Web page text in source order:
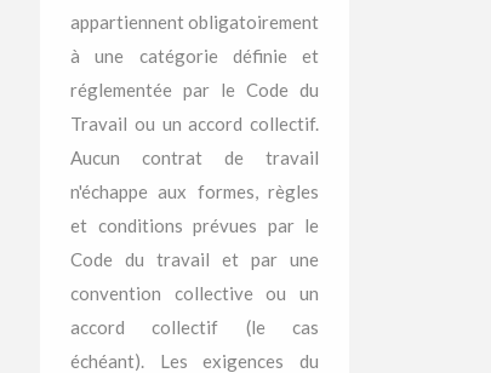
appartiennent obligatoirement
à une catégorie définie et
réglementée par le Code du
Travail ou un accord collectif.
Aucun contrat de travail
n'échappe aux formes, règles
et conditions prévues par le
Code du travail et par une
convention collective ou un
accord collectif (le cas
échéant). Les exigences du